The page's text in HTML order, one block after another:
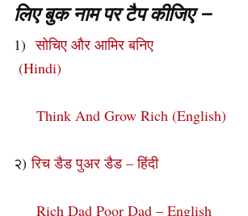
लिए बुक नाम पर टैप कीजिए –
1)सोचिए और आमिर बनिए
(Hindi)
Think And Grow Rich (English)
२)रिच डैड पुअर डैड – हिंदी
Rich Dad Poor Dad – English